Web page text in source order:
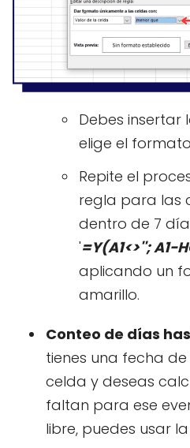
Debes insertar
elige el
Repite el
regla para las
dentro de 7
'=Y(A1<>''; A1-
aplicando un
amarillo.
Conteo de días
tienes una fecha
celda y deseas
faltan para ese
libre, puedes usar la